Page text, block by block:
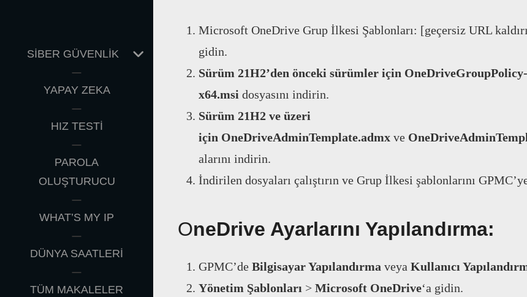
SİBER GÜVENLİK
EXPAND
YAPAY ZEKA
HIZ TESTİ
PAROLA
OLUŞTURUCU
WHAT’S MY IP
DÜNYA SAATLERİ
TÜM MAKALELER
Microsoft OneDrive Grup İlkesi Şablonları: [geçersiz URL
gidin.
Sürüm 21H2’den önceki sürümler için OneDriveGroupPolicy-
x64.msi dosyasını indirin.
Sürüm 21H2 ve üzeri
için OneDriveAdminTemplate.admx ve
alarını indirin.
İndirilen dosyaları çalıştırın ve Grup İlkesi şablonlarını
OneDrive Ayarlarını Yapılandırma:
GPMC’de Bilgisayar Yapılandırma veya Kullanıcı
Yönetim Şablonları > Microsoft OneDrive‘a gidin.